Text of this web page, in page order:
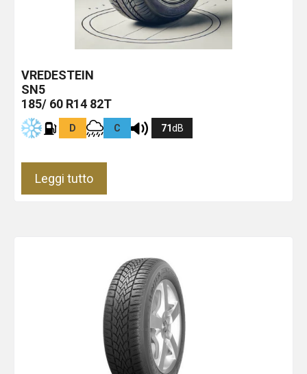
VREDESTEIN
SN5
185/ 60 R14 82T
D C 71dB
Leggi tutto